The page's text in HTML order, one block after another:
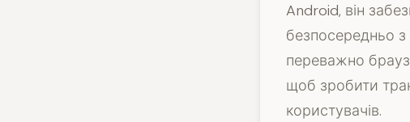
Android, він
безпосередньо з
переважно
щоб зробити
користувачів.